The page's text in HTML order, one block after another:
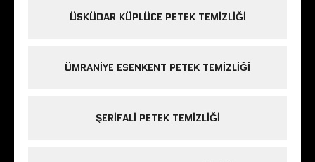
ÜSKÜDAR KÜPLÜCE PETEK TEMIZLIĞI
ÜMRANIYE ESENKENT PETEK TEMIZLIĞI
ŞERIFALI PETEK TEMIZLIĞI